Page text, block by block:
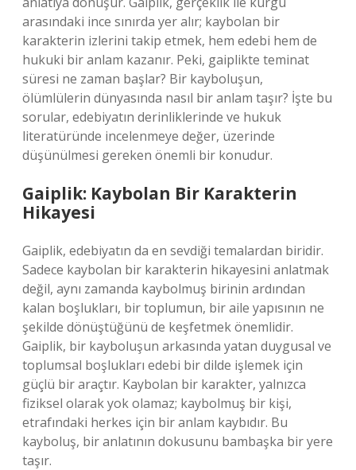
arasındaki ince sınırda yer alır; kaybolan bir
karakterin izlerini takip etmek, hem edebi hem de
hukuki bir anlam kazanır. Peki, gaiplikte teminat
süresi ne zaman başlar? Bir kayboluşun,
ölümlülerin dünyasında nasıl bir anlam taşır? İşte bu
sorular, edebiyatın derinliklerinde ve hukuk
literatüründe incelenmeye değer, üzerinde
düşünülmesi gereken önemli bir konudur.
Gaiplik: Kaybolan Bir Karakterin
Hikayesi
Gaiplik, edebiyatın da en sevdiği temalardan biridir.
Sadece kaybolan bir karakterin hikayesini anlatmak
değil, aynı zamanda kaybolmuş birinin ardından
kalan boşlukları, bir toplumun, bir aile yapısının ne
şekilde dönüştüğünü de keşfetmek önemlidir.
Gaiplik, bir kayboluşun arkasında yatan duygusal ve
toplumsal boşlukları edebi bir dilde işlemek için
güçlü bir araçtır. Kaybolan bir karakter, yalnızca
fiziksel olarak yok olamaz; kaybolmuş bir kişi,
etrafındaki herkes için bir anlam kaybıdır. Bu
kayboluş, bir anlatının dokusunu bambaşka bir yere
taşır.